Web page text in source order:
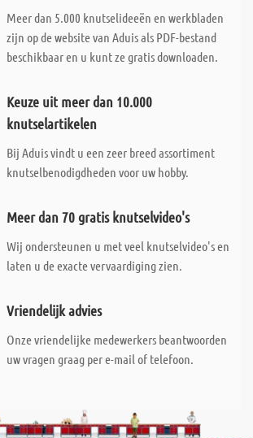
Meer dan 5.000 knutselideeën en werkbladen
zijn op de website van Aduis als PDF-bestand
beschikbaar en u kunt ze gratis downloaden.
Keuze uit meer dan 10.000
knutselartikelen
Bij Aduis vindt u een zeer breed assortiment
knutselbenodigdheden voor uw hobby.
Meer dan 70 gratis knutselvideo's
Wij ondersteunen u met veel knutselvideo's en
laten u de exacte vervaardiging zien.
Vriendelijk advies
Onze vriendelijke medewerkers beantwoorden
uw vragen graag per e-mail of telefoon.